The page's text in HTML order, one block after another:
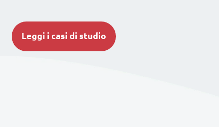
Leggi i casi di studio